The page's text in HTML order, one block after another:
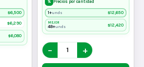
$6,500
$6,290
$6,080
% Precios por cantidad
1+unds $12,650
MEJOR
48+unds $12,420
− +